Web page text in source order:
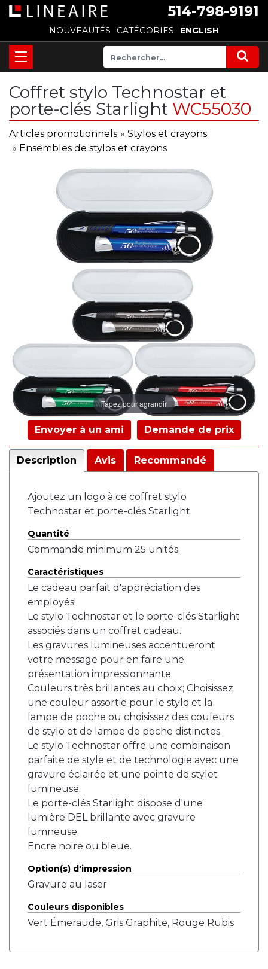
514-798-9191
NOUVEAUTÉS CATÉGORIES ENGLISH
Coffret stylo Technostar et
porte-clés Starlight WC55030
Articles promotionnels » Stylos et crayons
» Ensembles de stylos et crayons
Tapez pour agrandir
Envoyer à un ami Demande de prix
Description Avis Recommandé
Ajoutez un logo à ce coffret stylo
Technostar et porte-clés Starlight.
Quantité
Commande minimum 25 unités.
Caractéristiques
Le cadeau parfait d'appréciation des
employés!
Le stylo Technostar et le porte-clés Starlight
associés dans un coffret cadeau.
Les gravures lumineuses accentueront
votre message pour en faire une
présentation impressionnante.
Couleurs très brillantes au choix; Choisissez
une couleur assortie pour le stylo et la
lampe de poche ou choisissez des couleurs
de stylo et de lampe de poche distinctes.
Le stylo Technostar offre une combinaison
parfaite de style et de technologie avec une
gravure éclairée et une pointe de stylet
lumineuse.
Le porte-clés Starlight dispose d'une
lumière DEL brillante avec gravure
lumneuse.
Encre noire ou bleue.
Option(s) d'impression
Gravure au laser
Couleurs disponibles
Vert Émeraude, Gris Graphite, Rouge Rubis